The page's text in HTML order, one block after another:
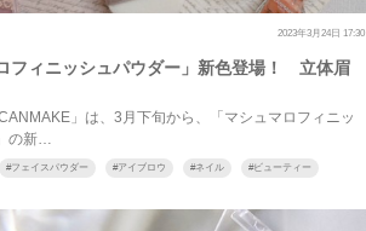
2023年3月24日 17:30
フィニッシュパウダー」新色登場！ 立体眉
」は、3月下旬から、「マシュマロフィニッ
の新…
#フェイスパウダー #アイブロウ #ネイル #ビューティー